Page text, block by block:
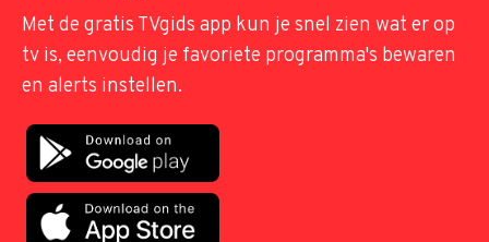
Met de gratis TVgids app kun je snel zien wat er op
tv is, eenvoudig je favoriete programma's bewaren
en alerts instellen.